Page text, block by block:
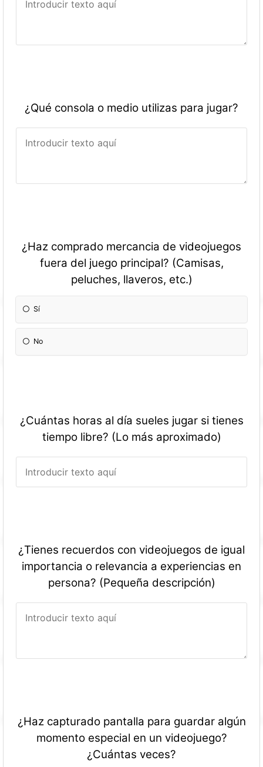
¿Qué consola o medio utilizas para jugar?
¿Haz comprado mercancia de videojuegos
fuera del juego principal? (Camisas,
peluches, llaveros, etc.)
Sí
No
¿Cuántas horas al día sueles jugar si tienes
tiempo libre? (Lo más aproximado)
¿Tienes recuerdos con videojuegos de igual
importancia o relevancia a experiencias en
persona? (Pequeña descripción)
¿Haz capturado pantalla para guardar algún
momento especial en un videojuego?
¿Cuántas veces?